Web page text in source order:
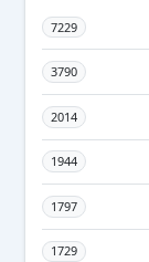
7229
3790
2014
1944
1797
1729